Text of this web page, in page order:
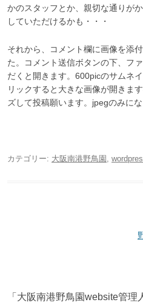
かのスタッフとか、親切な通りが
していただけるかも・・・
それから、コメント欄に画像を添
た。コメント送信ボタンの下、フ
だくと開きます。600picのサムネ
リックすると大きな画像が開きま
ズして投稿願います。jpegのみに
カテゴリー: 大阪南港野鳥園
「 大阪南港野鳥園website管理